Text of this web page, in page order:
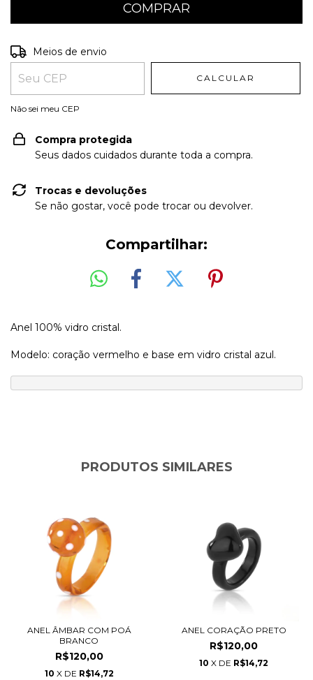
Entregas para o CEP:
Meios de envio
CALCULAR
Não sei meu CEP
Compra protegida
Seus dados cuidados durante toda a compra.
Trocas e devoluções
Se não gostar, você pode trocar ou devolver.
Compartilhar:
Anel 100% vidro cristal.
Modelo: coração vermelho e base em vidro cristal azul.
PRODUTOS SIMILARES
ANEL ÂMBAR COM POÁ
BRANCO
R$120,00
10 X DE R$14,72
ANEL CORAÇÃO PRETO
R$120,00
10 X DE R$14,72